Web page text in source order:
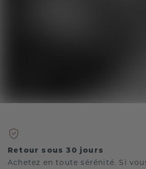
Retour sous 30 jours
Achetez en toute sérénité. Si